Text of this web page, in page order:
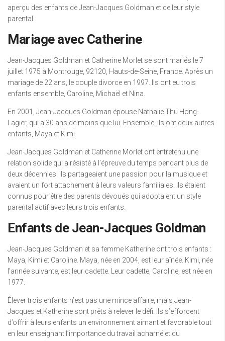
aperçu des enfants de Jean-Jacques Goldman et de leur style
parental.
Mariage avec Catherine
Jean-Jacques Goldman et Catherine Morlet se sont mariés le 7
juillet 1975 à Montrouge, 92120, Hauts-de-Seine, France. Après un
mariage de 22 ans, le couple divorce en 1997. Ils ont eu trois
enfants ensemble, Caroline, Michaël et Nina.
En 2001, Jean-Jacques Goldman épouse Nathalie Thu Hong-
Lagier, qui a 30 ans de moins que lui. Ensemble, ils ont deux autres
enfants, Maya et Kimi.
Jean-Jacques Goldman et Catherine Morlet ont entretenu une
relation solide qui a résisté à l’épreuve du temps pendant plus de
deux décennies. Ils partageaient une passion pour la musique et
avaient un fort attachement à leurs valeurs familiales. Ils étaient
connus pour être des parents dévoués qui adoptaient un style
parental actif avec leurs trois enfants.
Enfants de Jean-Jacques Goldman
Jean-Jacques Goldman et sa femme Katherine ont trois enfants :
Maya, Kimi et Caroline. Maya, née en 2004, est leur aînée. Kimi, née
l’année suivante, est leur cadette. Leur cadette, Caroline, est née en
1977.
Élever trois enfants n’est pas une mince affaire, mais Jean-
Jacques et Katherine sont prêts à relever le défi. Ils s’efforcent
d’offrir à leurs enfants un environnement aimant et favorable tout
en leur enseignant l’importance du travail acharné et du